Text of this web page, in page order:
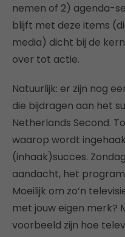
nemen of 2) agenda-
blijft met deze items
media) dicht bij de
over tot actie.
Natuurlijk: er zijn nog
die bijdragen aan het
Netherlands Second.
waarop wordt
(inhaak)succes.
aandacht, het
Moeilijk om zo’n
met jouw eigen merk?
voorbeeld zijn hoe